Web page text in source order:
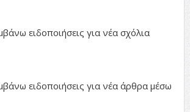
ειδοποιήσεις για νέα σχόλια
ειδοποιήσεις για νέα άρθρα μέσω